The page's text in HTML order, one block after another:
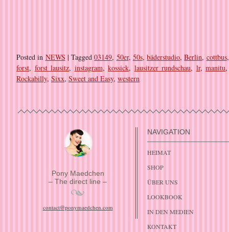
Posted in NEWS |Tagged 03149, 50er, 50s,bäderstudio,Berlin, cottbus
forst, forst lausitz, instagram,kossick, lausitzer rundschau, lr,manitu
Rockabilly, Sixx, Sweet and Easy, western
Pony Maedchen
– The direct line –
contact@ponymaedchen.com
NAVIGATION
HEIMAT
SHOP
ÜBER UNS
LOOKBOOK
IN DEN MEDIEN
KONTAKT